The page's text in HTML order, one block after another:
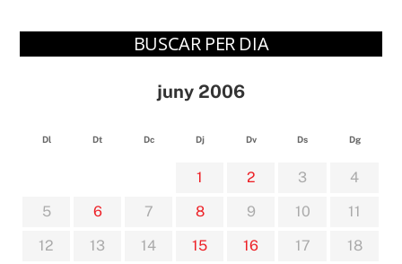
BUSCAR PER DIA
juny 2006
Dl Dt Dc Dj Dv Ds Dg
1 2 3
4
5
6 7 8 9 10
11
12
13 14 15 16 17
18